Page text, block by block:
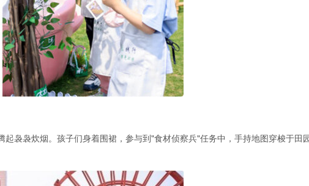
袅袅炊烟。孩子们身着围裙，参与到"食材侦察兵"任务中，手持地图穿梭于田